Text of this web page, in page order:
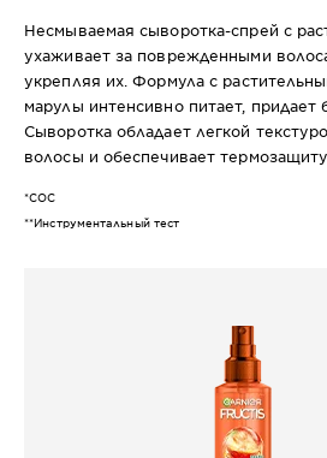
Несмываемая сыворотка-спрей с
ухаживает за поврежденными
укрепляя их. Формула с
марулы интенсивно питает, придает
Сыворотка обладает легкой
волосы и обеспечивает
*СОС
**Инструментальный тест